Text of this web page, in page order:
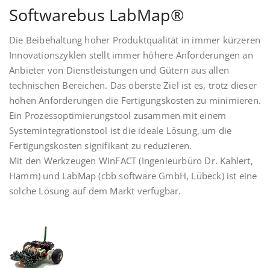
Softwarebus LabMap®
Die Beibehaltung hoher Produktqualität in immer kürzeren
Innovationszyklen stellt immer höhere Anforderungen an
Anbieter von Dienstleistungen und Gütern aus allen
technischen Bereichen. Das oberste Ziel ist es, trotz dieser
hohen Anforderungen die Fertigungskosten zu minimieren.
Ein Prozessoptimierungstool zusammen mit einem
Systemintegrationstool ist die ideale Lösung, um die
Fertigungskosten signifikant zu reduzieren.
Mit den Werkzeugen WinFACT (Ingenieurbüro Dr. Kahlert,
Hamm) und LabMap (cbb software GmbH, Lübeck) ist eine
solche Lösung auf dem Markt verfügbar.